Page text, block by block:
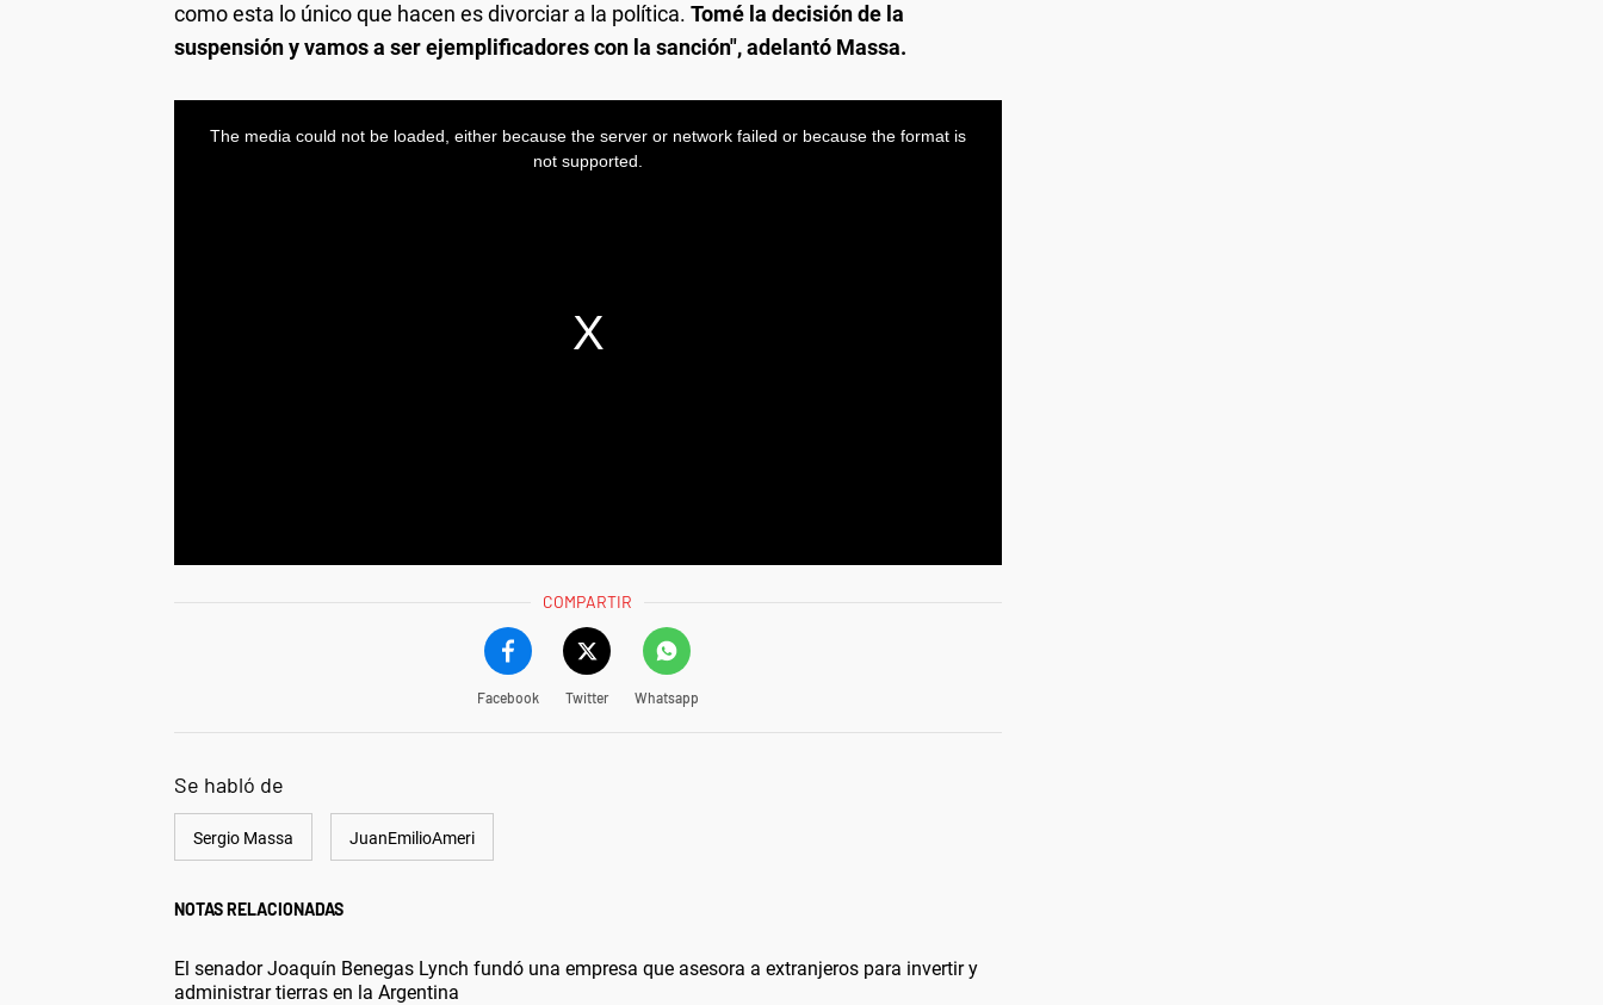
como esta lo único que hacen es divorciar a la política. Tomé la decisión de la
suspensión y vamos a ser ejemplificadores con la sanción", adelantó Massa.
COMPARTIR
Facebook Twitter Whatsapp
Se habló de
Sergio Massa JuanEmilioAmeri
NOTAS RELACIONADAS
El senador Joaquín Benegas Lynch fundó una empresa que asesora a extranjeros para invertir y
administrar tierras en la Argentina